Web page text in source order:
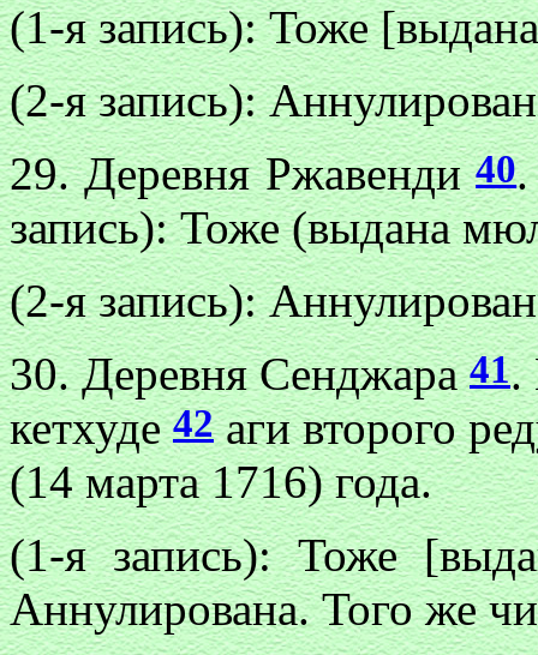
(1-я запись): Тоже
(2-я запись):
29. Деревня Ржавенди40.
запись): Тоже (выдана
(2-я запись):
30. Деревня Сенджара41.
кетхуде42аги второго
(14 марта 1716) года.
(1-я запись): Тоже
Аннулирована. Того же